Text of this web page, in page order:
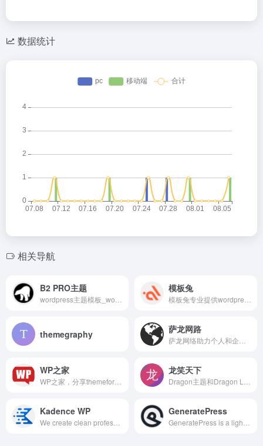
数据统计
相关导航
B2 PRO主题 模板兔
themegraphy 萨龙网路
WP之家 龙笑天下
Kadence WP GeneratePress